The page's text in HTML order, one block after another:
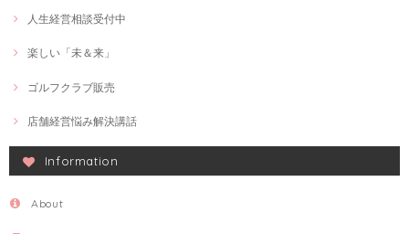
人生経営相談受付中
楽しい「未＆来」
ゴルフクラブ販売
店舗経営悩み解決講話
Information
About